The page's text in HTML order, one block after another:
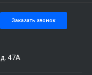
Заказать звонок
47А